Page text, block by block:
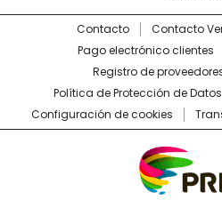
Contacto Contacto
Pago electrónico clientes
Registro de
Política de Protección de Datos
Configuración de cookies